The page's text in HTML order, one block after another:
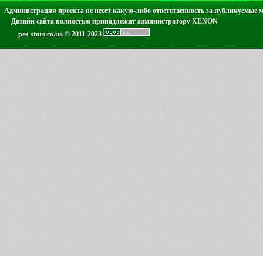
Администрация проекта не несет какую-либо ответственность за публикуемые
Дизайн сайта полностью принадлежит администратору XENON
pes-stars.co.ua © 2011-2023